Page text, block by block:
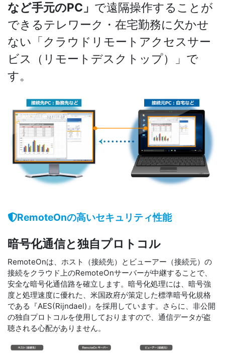
など手元のPC」 で遠隔操作することが
できるテレワーク・在宅勤務に欠かせ
ない「クラウドリモートアクセスサー
ビス（リモートデスクトップ）」で
す。
RemoteOnの高いセキュリティ性能
暗号化通信と独自プロトコル
RemoteOnは、ホスト（接続先）とビューアー（接続元）の
接続をクラウド上のRemoteOnサーバーが中継することで、
安全な暗号化通信路を確立します。暗号化処理には、暗号強
度と処理速度に優れた、米国政府が策定した標準暗号化規格
である『AES(Rijndael)』を採用しています。さらに、非公開
の独自プロトコルを使用しておりますので、通信データが盗
聴される心配がありません。